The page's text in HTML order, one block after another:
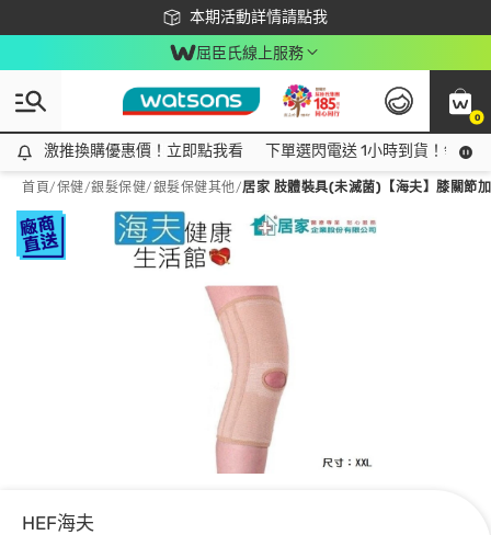
本期活動詳情請點我
下載app最高回饋$350
屈臣氏線上服務
0
激推換購優惠價！立即點我看
激推換購優惠價！立即點我看 下單選閃電送 1小時到貨！領神
首頁/保健/銀髮保健/銀髮保健其他/居家 肢體裝具(未滅菌)【海夫】膝關節
HEF海夫